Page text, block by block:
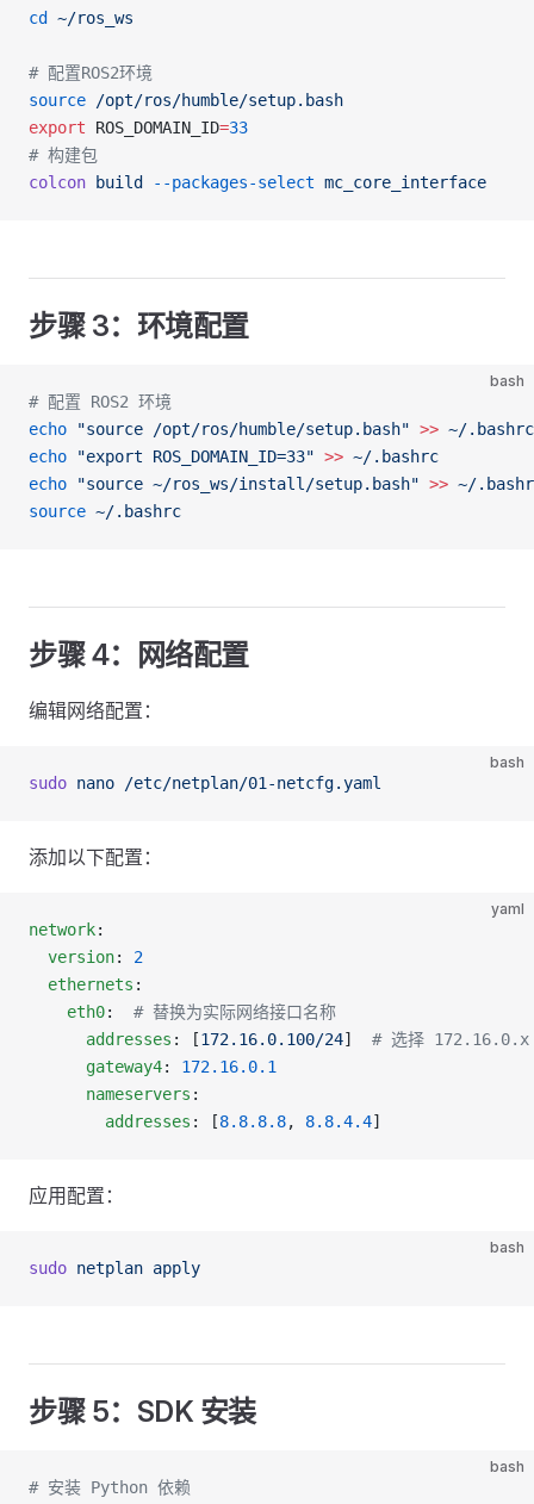
cd ~/ros_ws
# 配置ROS2环境
source /opt/ros/humble/setup.bash
export ROS_DOMAIN_ID=33
# 构建包
colcon build --packages-select mc_core_interface
步骤 3：环境配置
bash
# 配置 ROS2 环境
echo "source /opt/ros/humble/setup.bash" >> ~/.bashrc
echo "export ROS_DOMAIN_ID=33" >> ~/.bashrc
echo "source ~/ros_ws/install/setup.bash" >> ~/
source ~/.bashrc
步骤 4：网络配置
编辑网络配置：
bash
sudo nano /etc/netplan/01-netcfg.yaml
添加以下配置：
yaml
network:
  version
: 2
  ethernets
:
    eth0
: # 替换为实际网络接口名称
      addresses
: [172.16.0.100/24] # 选择 172.16.0.x
      gateway4
: 172.16.0.1
      nameservers
:
        addresses
: [8.8.8.8, 8.8.4.4]
应用配置：
bash
sudo netplan apply
步骤 5：SDK 安装
bash
# 安装 Python 依赖